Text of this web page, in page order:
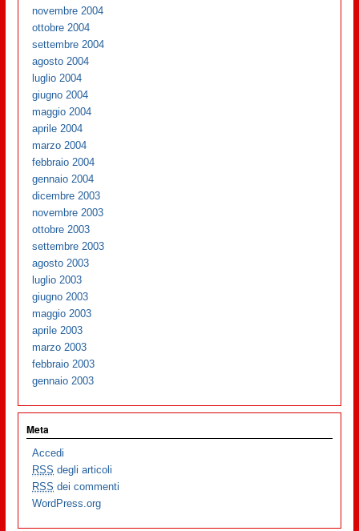
novembre 2004
ottobre 2004
settembre 2004
agosto 2004
luglio 2004
giugno 2004
maggio 2004
aprile 2004
marzo 2004
febbraio 2004
gennaio 2004
dicembre 2003
novembre 2003
ottobre 2003
settembre 2003
agosto 2003
luglio 2003
giugno 2003
maggio 2003
aprile 2003
marzo 2003
febbraio 2003
gennaio 2003
Meta
Accedi
RSS degli articoli
RSS dei commenti
WordPress.org